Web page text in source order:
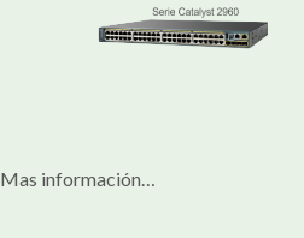
Mas información…